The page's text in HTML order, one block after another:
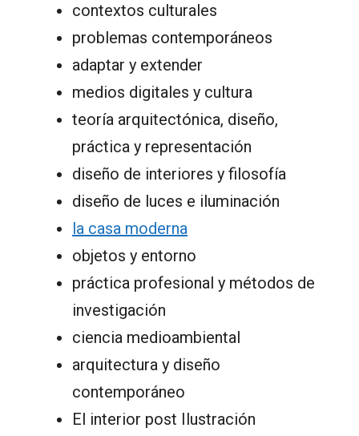
contextos culturales
problemas contemporáneos
adaptar y extender
medios digitales y cultura
teoría arquitectónica, diseño,
práctica y representación
diseño de interiores y filosofía
diseño de luces e iluminación
la casa moderna
objetos y entorno
práctica profesional y métodos de
investigación
ciencia medioambiental
arquitectura y diseño
contemporáneo
El interior post Ilustración